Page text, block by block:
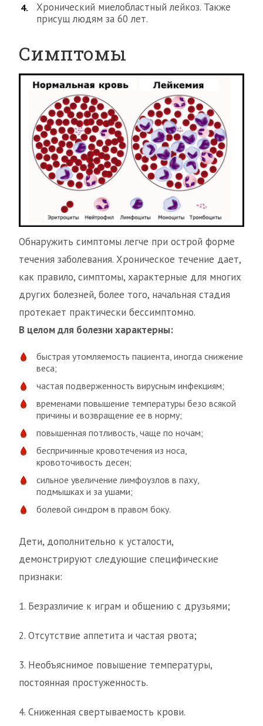
Хронический миелобластный лейкоз. Также
присущ людям за 60 лет.
Симптомы
Обнаружить симптомы легче при острой форме
течения заболевания. Хроническое течение дает,
как правило, симптомы, характерные для многих
других болезней, более того, начальная стадия
протекает практически бессимптомно.
В целом для болезни характерны:
быстрая утомляемость пациента, иногда снижение
веса;
частая подверженность вирусным инфекциям;
временами повышение температуры безо всякой
причины и возвращение ее в норму;
повышенная потливость, чаще по ночам;
беспричинные кровотечения из носа,
кровоточивость десен;
сильное увеличение лимфоузлов в паху,
подмышках и за ушами;
болевой синдром в правом боку.
Дети, дополнительно к усталости,
демонстрируют следующие специфические
признаки:
1. Безразличие к играм и общению с друзьями;
2. Отсутствие аппетита и частая рвота;
3. Необъяснимое повышение температуры,
постоянная простуженность.
4. Сниженная свертываемость крови.